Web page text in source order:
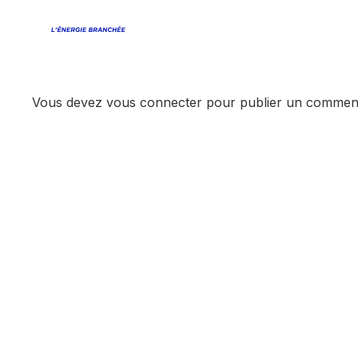
Vous devez vous connecter pour publier un